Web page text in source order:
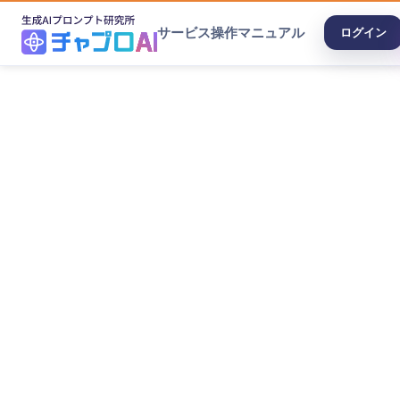
サービス操作マニュアル ログイン